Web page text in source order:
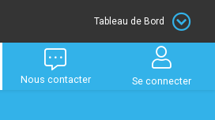
Tableau de Bord
Nous contacter Se connecter